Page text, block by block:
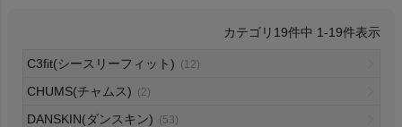
THE NORTH FACE
19件中 1-19件表示
C3fit(シースリーフィット) (12)
CHUMS(チャムス) (2)
DANSKIN(ダンスキン) (53)